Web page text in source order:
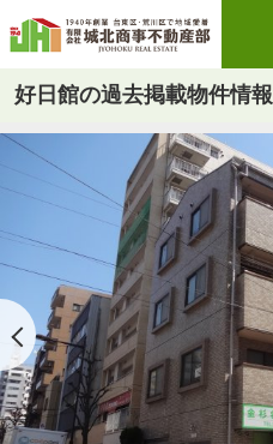
好日館の過去掲載物件情報